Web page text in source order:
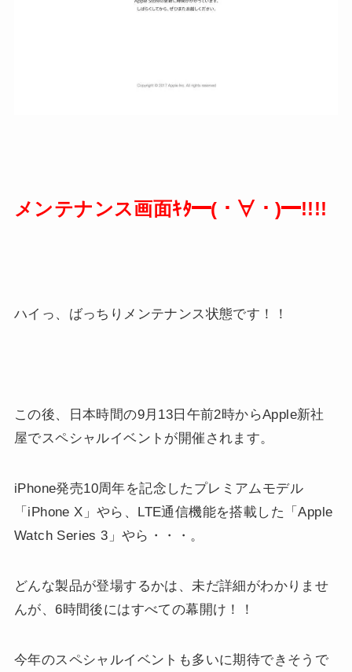
メンテナンス画面ｷﾀ━(・∀・)━!!!!
ハイっ、ばっちりメンテナンス状態です！！
この後、日本時間の9月13日午前2時からApple新社
屋でスペシャルイベントが開催されます。
iPhone発売10周年を記念したプレミアムモデル
「iPhone X」やら、LTE通信機能を搭載した「Apple
Watch Series 3」やら・・・。
どんな製品が登場するかは、未だ詳細がわかりませ
んが、6時間後にはすべての幕開け！！
今年のスペシャルイベントも多いに期待できそうで